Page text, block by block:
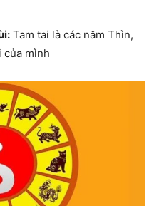
Tam tai là các năm Thìn,
của mình